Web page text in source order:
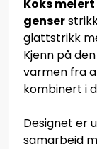
Koks melert
genser
glattstrikk
Kjenn på
varmen fra
kombinert i
Designet er
samarbeid